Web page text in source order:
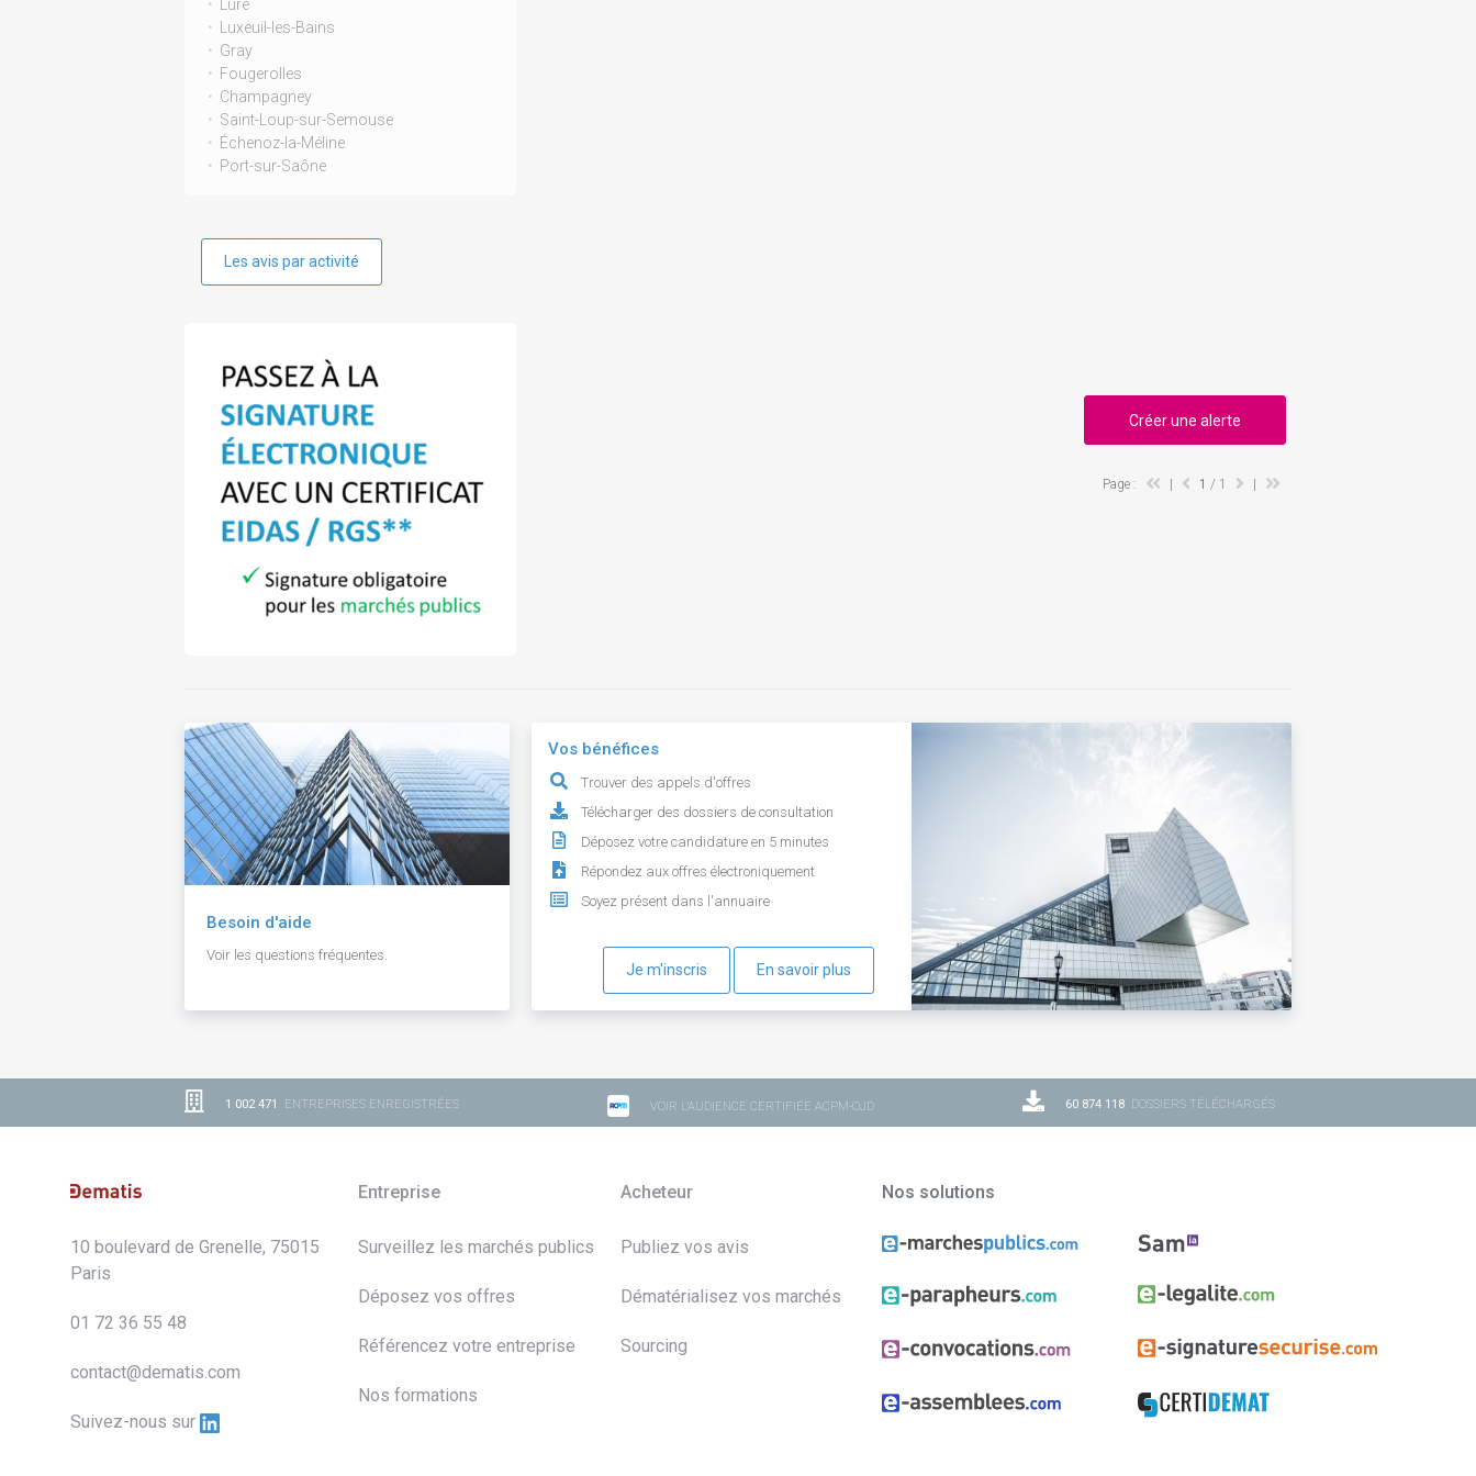
Luré
Luxeuil-les-Bains
Gray
Fougerolles
Champagney
Saint-Loup-sur-Semouse
Échenoz-la-Méline
Port-sur-Saône
Les avis par activité
Créer une alerte
Page : 1 / 1
Besoin d'aide
Voir les questions fréquentes.
Vos bénéfices
Trouver des appels d'offres
Télécharger des dossiers de consultation
Déposez votre candidature en 5 minutes
Répondez aux offres électroniquement
Soyez présent dans l'annuaire
Je m'inscris En savoir plus
1 002 471 ENTREPRISES ENREGISTRÉES VOIR L'AUDIENCE CERTIFIÉE ACPM-OJD 60 874 118 DOSSIERS TÉLÉCHARGÉS
10 boulevard de Grenelle, 75015
Paris
01 72 36 55 48
contact@dematis.com
Suivez-nous sur
Entreprise
Surveillez les marchés publics
Déposez vos offres
Référencez votre entreprise
Nos formations
Acheteur
Publiez vos avis
Dématérialisez vos marchés
Sourcing
Nos solutions